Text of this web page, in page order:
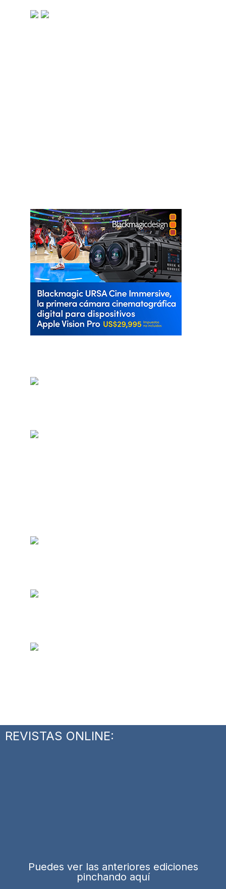
REVISTAS ONLINE:
Puedes ver las anteriores ediciones
pinchando aquí